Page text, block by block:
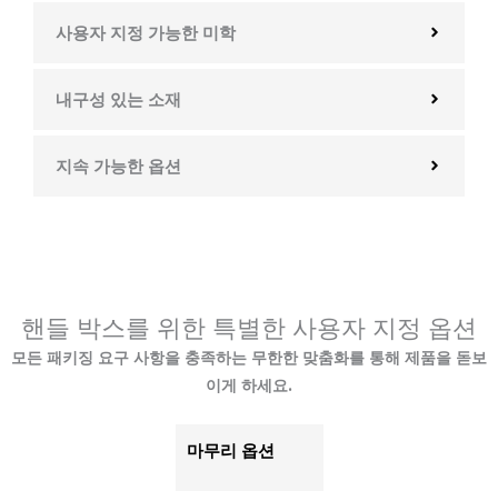
사용자 지정 가능한 미학
내구성 있는 소재
지속 가능한 옵션
핸들 박스를 위한 특별한 사용자 지정 옵션
모든 패키징 요구 사항을 충족하는 무한한 맞춤화를 통해 제품을 돋보
이게 하세요.
마무리 옵션